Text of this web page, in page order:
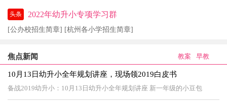
头条 2022年幼升小专项学习群
[公办校招生简章] [杭州各小学招生简章]
焦点新闻 教案 早教
10月13日幼升小全年规划讲座，现场领2019白皮书
备战2019幼升小：10月13日幼升小全年规划讲座 新一年级的小豆包